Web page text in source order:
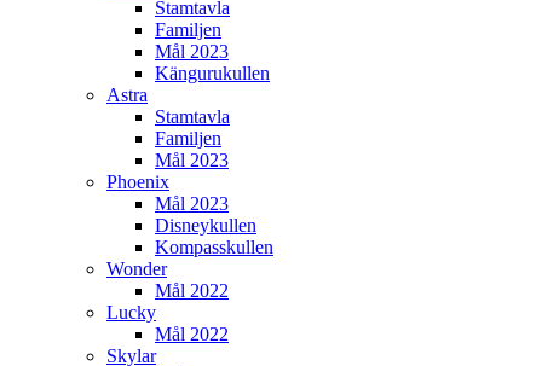
Stamtavla
Familjen
Mål 2023
Kängurukullen
Astra
Stamtavla
Familjen
Mål 2023
Phoenix
Mål 2023
Disneykullen
Kompasskullen
Wonder
Mål 2022
Lucky
Mål 2022
Skylar